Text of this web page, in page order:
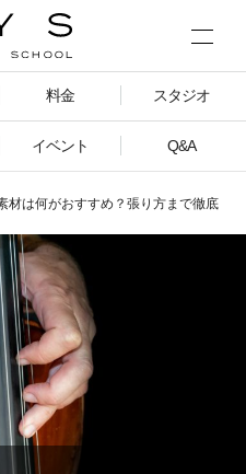
料金 スタジオ
イベント Q&A
材は何がおすすめ？張り方まで徹底